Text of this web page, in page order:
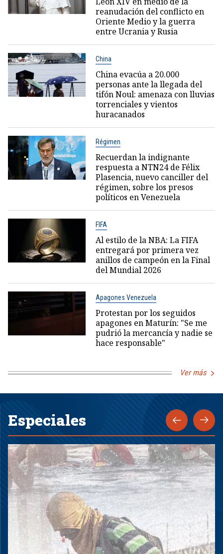
reanudación del conflicto en
Oriente Medio y la guerra
entre Ucrania y Rusia
China
China evacúa a 20.000
personas ante la llegada del
tifón Noul: amenaza con lluvias
torrenciales y vientos
huracanados
Régimen
Recuerdan la indignante
respuesta a NTN24 de Félix
Plasencia, nuevo canciller del
régimen, sobre los presos
políticos en Venezuela
FIFA
Al estilo de la NBA: La FIFA
entregará por primera vez
anillos de campeón en la Final
del Mundial 2026
Apagones Venezuela
Protestan por los seguidos
apagones en Maturín: "Se me
pudrió la mercancía y nadie se
hace responsable"
Ver más
Especiales